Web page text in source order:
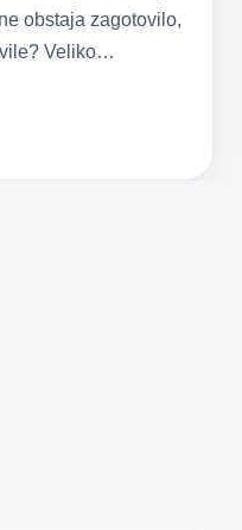
obstaja zagotovilo,
Veliko…